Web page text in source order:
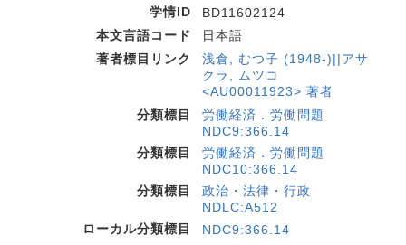
学情ID
BD11602124
本文言語コード
日本語
著者標目リンク
浅倉, むつ子 (1948-)||アサ
クラ, ムツコ
<AU00011923> 著者
分類標目
労働経済．労働問題
NDC9:366.14
分類標目
労働経済．労働問題
NDC10:366.14
分類標目
政治・法律・行政
NDLC:A512
ローカル分類標目
NDC9:366.14